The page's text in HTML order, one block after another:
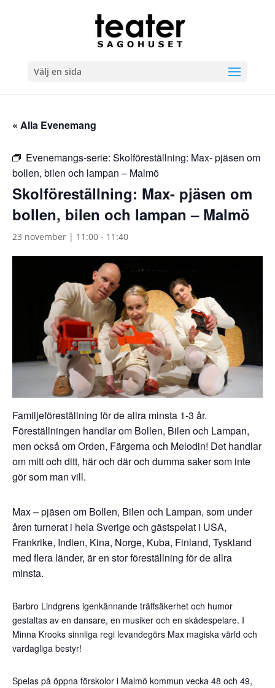
Välj en sida
« Alla Evenemang
Evenemangs-serie: Skolföreställning: Max- pjäsen om
bollen, bilen och lampan – Malmö
Skolföreställning: Max- pjäsen om
bollen, bilen och lampan – Malmö
23 november | 11:00 - 11:40
Familjeföreställning för de allra minsta 1-3 år.
Föreställningen handlar om Bollen, Bilen och Lampan,
men också om Orden, Färgerna och Melodin! Det handlar
om mitt och ditt, här och där och dumma saker som inte
gör som man vill.
Max – pjäsen om Bollen, Bilen och Lampan, som under
åren turnerat i hela Sverige och gästspelat i USA,
Frankrike, Indien, Kina, Norge, Kuba, Finland, Tyskland
med flera länder, är en stor föreställning för de allra
minsta.
Barbro Lindgrens igenkännande träffsäkerhet och humor
gestaltas av en dansare, en musiker och en skådespelare. I
Minna Krooks sinnliga regi levandegörs Max magiska värld och
vardagliga bestyr!
Spelas på öppna förskolor i Malmö kommun vecka 48 och 49,